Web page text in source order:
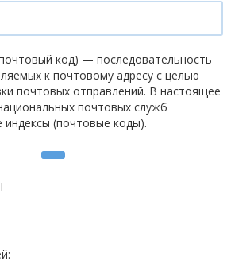
код) — последовательность
к почтовому адресу с целью
почтовых отправлений. В настоящее
почтовых служб
индексы (почтовые коды).